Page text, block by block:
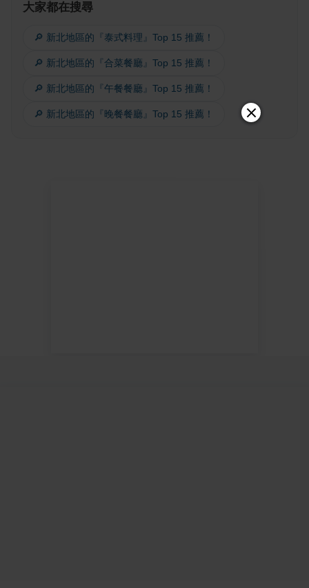
大家都在搜尋
🔎 新北地區的『泰式料理』Top 15 推薦！
🔎 新北地區的『合菜餐廳』Top 15 推薦！
🔎 新北地區的『午餐餐廳』Top 15 推薦！
🔎 新北地區的『晚餐餐廳』Top 15 推薦！